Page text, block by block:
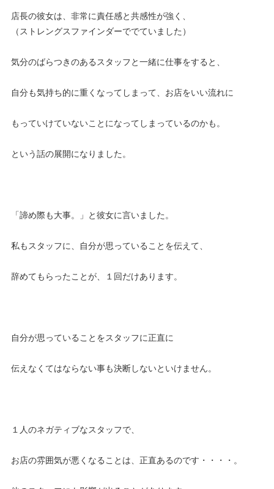
店長の彼女は、非常に責任感と共感性が強く、
（ストレングスファインダーででていました）
気分のばらつきのあるスタッフと一緒に仕事をすると、
自分も気持ち的に重くなってしまって、お店をいい流れに
もっていけていないことになってしまっているのかも。
という話の展開になりました。
「諦め際も大事。」と彼女に言いました。
私もスタッフに、自分が思っていることを伝えて、
辞めてもらったことが、１回だけあります。
自分が思っていることをスタッフに正直に
伝えなくてはならない事も決断しないといけません。
１人のネガティブなスタッフで、
お店の雰囲気が悪くなることは、正直あるのです・・・・。